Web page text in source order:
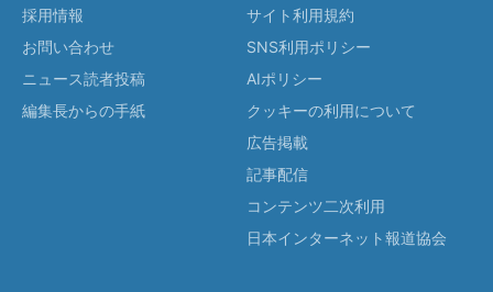
採用情報
お問い合わせ
ニュース読者投稿
編集長からの手紙
サイト利用規約
SNS利用ポリシー
AIポリシー
クッキーの利用について
広告掲載
記事配信
コンテンツ二次利用
日本インターネット報道協会